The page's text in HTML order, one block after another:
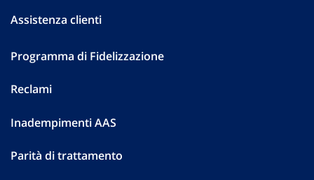
Assistenza clienti
Programma di Fidelizzazione
Reclami
Inadempimenti AAS
Parità di trattamento